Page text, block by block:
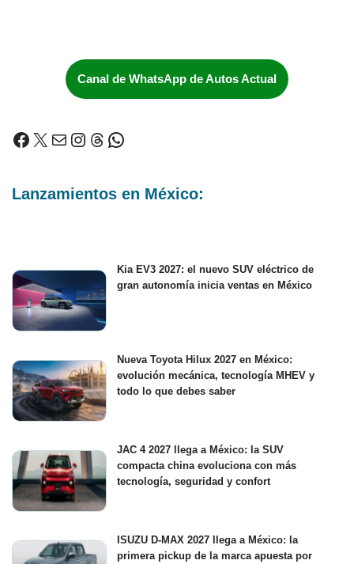
Canal de WhatsApp de Autos Actual
Lanzamientos en México:
Kia EV3 2027: el nuevo SUV eléctrico de
gran autonomía inicia ventas en México
Nueva Toyota Hilux 2027 en México:
evolución mecánica, tecnología MHEV y
todo lo que debes saber
JAC 4 2027 llega a México: la SUV
compacta china evoluciona con más
tecnología, seguridad y confort
ISUZU D-MAX 2027 llega a México: la
primera pickup de la marca apuesta por